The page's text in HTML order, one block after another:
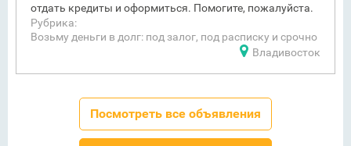
отдать кредиты и оформиться. Помогите, пожалуйста.
Рубрика:
Возьму деньги в долг: под залог, под расписку и срочно
Владивосток
Посмотреть все объявления